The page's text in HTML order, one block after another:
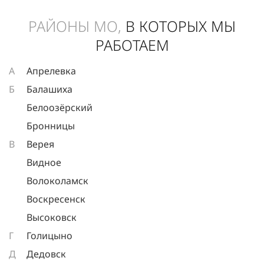
РАЙОНЫ МО, В КОТОРЫХ МЫ
РАБОТАЕМ
А
Апрелевка
Б
Балашиха
Белоозёрский
Бронницы
В
Верея
Видное
Волоколамск
Воскресенск
Высоковск
Г
Голицыно
Д
Дедовск